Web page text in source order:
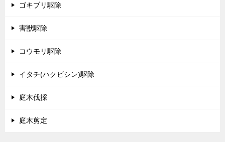
ゴキブリ駆除
害獣駆除
コウモリ駆除
イタチ(ハクビシン)駆除
庭木伐採
庭木剪定